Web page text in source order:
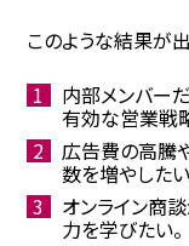
このような結果が
内部メンバー
有効な営業戦
広告費の高騰
数を増やしたい
オンライン商
力を学びたい。